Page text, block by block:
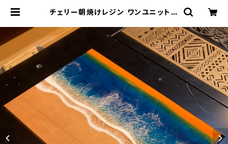
チェリー朝焼けレジン ワンユニット天
ODUCTS